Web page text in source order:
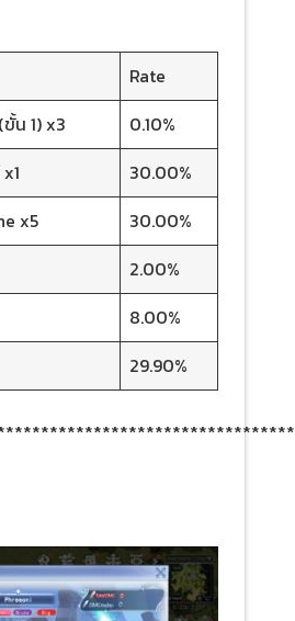
Rate
น 1) x3
0.10%
30.00%
x5
30.00%
2.00%
8.00%
29.90%